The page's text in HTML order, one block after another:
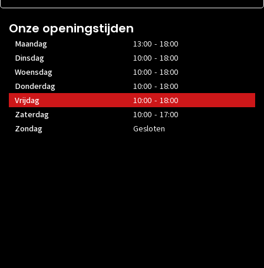
Onze openingstijden
Maandag
13:00 - 18:00
Dinsdag
10:00 - 18:00
Woensdag
10:00 - 18:00
Donderdag
10:00 - 18:00
Vrijdag
10:00 - 18:00
Zaterdag
10:00 - 17:00
Zondag
Gesloten